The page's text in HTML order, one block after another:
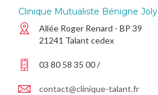
Clinique Mutualiste Bénigne Joly
Allée Roger Renard - BP 39
21241 Talant cedex
03 80 58 35 00 /
contact@clinique-talant.fr